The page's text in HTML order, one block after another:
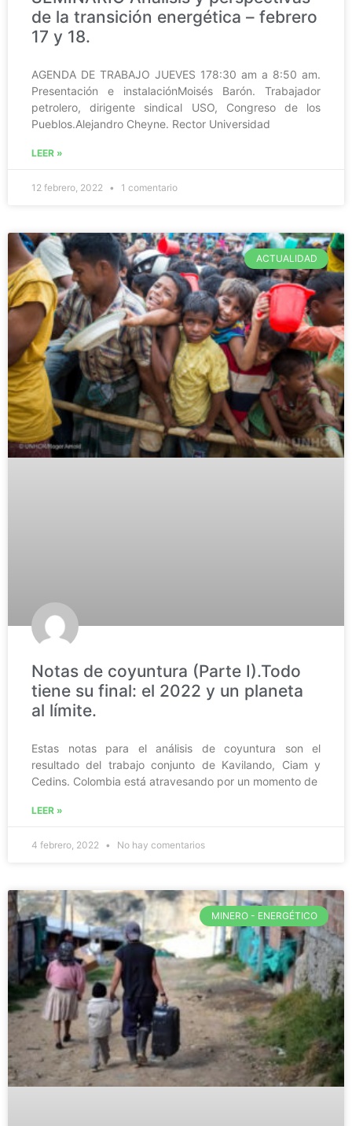
de la transición energética – febrero
17 y 18.
AGENDA DE TRABAJO JUEVES 178:30 am a 8:50 am.
Presentación e instalaciónMoisés Barón. Trabajador
petrolero, dirigente sindical USO, Congreso de los
Pueblos.Alejandro Cheyne. Rector Universidad
LEER »
12 febrero, 2022 1 comentario
ACTUALIDAD
Notas de coyuntura (Parte I).Todo
tiene su final: el 2022 y un planeta
al límite.
Estas notas para el análisis de coyuntura son el
resultado del trabajo conjunto de Kavilando, Ciam y
Cedins. Colombia está atravesando por un momento de
LEER »
4 febrero, 2022 No hay comentarios
MINERO - ENERGÉTICO